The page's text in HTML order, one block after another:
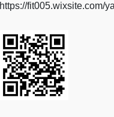
https://fit005.wixsite.com/